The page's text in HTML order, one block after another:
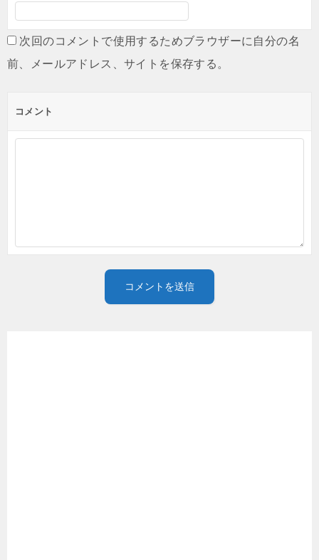
次回のコメントで使用するためブラウザーに自分の名
前、メールアドレス、サイトを保存する。
コメント